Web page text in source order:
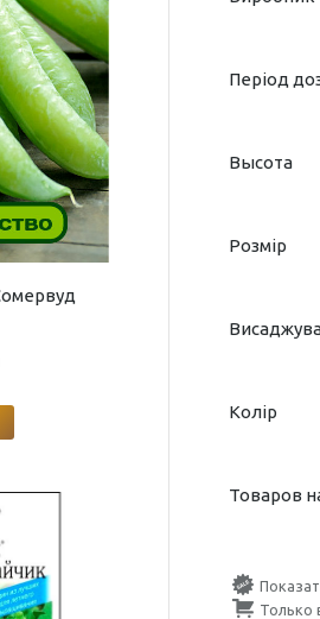
Період
Высота
Розмір
Колір
Товаров
Только